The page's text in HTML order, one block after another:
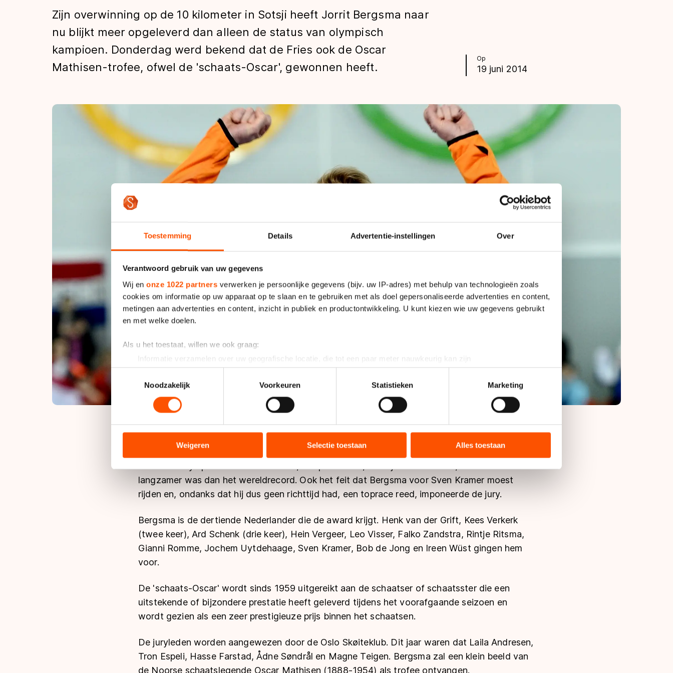
Toestemming Details Advertentie-instellingen Over
Verantwoord gebruik van uw gegevens
Wij en onze 1022 partners verwerken je persoonlijke gegevens (bijv. uw IP-adres) met behulp van technologieën zoals
cookies om informatie op uw apparaat op te slaan en te gebruiken met als doel gepersonaliseerde advertenties en content,
metingen aan advertenties en content, inzicht in publiek en productontwikkeling. U kunt kiezen wie uw gegevens gebruikt
en met welke doelen.
Als u het toestaat, willen we ook graag:
Informatie verzamelen over uw geografische locatie, die tot een paar meter nauwkeurig kan zijn
Uw apparaat identificeren door het actief te scannen op specifieke eigenschappen (fingerprinting)
Lees meer over hoe uw persoonlijke gegevens worden verwerkt en stel uw voorkeuren in het
detailgedeeltein. U kunt uw
toestemming op elk moment wijzigen of intrekken in de Cookieverklaring.
analyseren. We delen informatie over uw gebruik van onze site met onze partners voor social media, advertenties en
analyse. Zij kunnen deze combineren met andere gegevens die u aan hen heeft verstrekt of die zij hebben verzameld via
hun services. Sommige partners kunnen gegevens doorgeven aan landen buiten de EU, zoals de VS, waar mogelijk geen
adequaat beschermingsniveau geldt volgens de GDPR. Door op ‘Toestaan’ te klikken, stemt u in met deze overdracht.
Meer informatie vindt u in onscookiebeleid.
Noodzakelijk
Voorkeuren Statistieken Marketing
Weigeren Selectie toestaan Alles toestaan
Tijden & historie
De weg op
Olympische Spelen
Op
19 juni 2014
Zijn overwinning op de 10 kilometer in Sotsji heeft Jorrit Bergsma naar
nu blijkt meer opgeleverd dan alleen de status van olympisch
kampioen. Donderdag werd bekend dat de Fries ook de Oscar
Mathisen-trofee, ofwel de 'schaats-Oscar', gewonnen heeft.
Vooral de manier waarop Bergsma goud won maakte indruk op de jury. De 28-jarige rijder
zette een olympisch record van 12.44,45 op het bord, een tijd die slechte 2,76 seconden
langzamer was dan het wereldrecord. Ook het feit dat Bergsma voor Sven Kramer moest
rijden en, ondanks dat hij dus geen richttijd had, een toprace reed, imponeerde de jury.
Bergsma is de dertiende Nederlander die de award krijgt. Henk van der Grift, Kees Verkerk
(twee keer), Ard Schenk (drie keer), Hein Vergeer, Leo Visser, Falko Zandstra, Rintje Ritsma,
Gianni Romme, Jochem Uytdehaage, Sven Kramer, Bob de Jong en Ireen Wüst gingen hem
voor.
De 'schaats-Oscar' wordt sinds 1959 uitgereikt aan de schaatser of schaatsster die een
uitstekende of bijzondere prestatie heeft geleverd tijdens het voorafgaande seizoen en
wordt gezien als een zeer prestigieuze prijs binnen het schaatsen.
De juryleden worden aangewezen door de Oslo Skøiteklub. Dit jaar waren dat Laila Andresen,
Tron Espeli, Hasse Farstad, Ådne Søndrål en Magne Teigen. Bergsma zal een klein beeld van
de Noorse schaatslegende Oscar Mathisen (1888-1954) als trofee ontvangen.